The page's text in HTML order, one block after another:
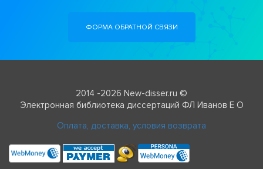
ФОРМА ОБРАТНОЙ СВЯЗИ
2014 -2026 New-disser.ru ©
Электронная библиотека диссертаций ФЛ Иванов Е О
Оплата, доставка, условия возврата